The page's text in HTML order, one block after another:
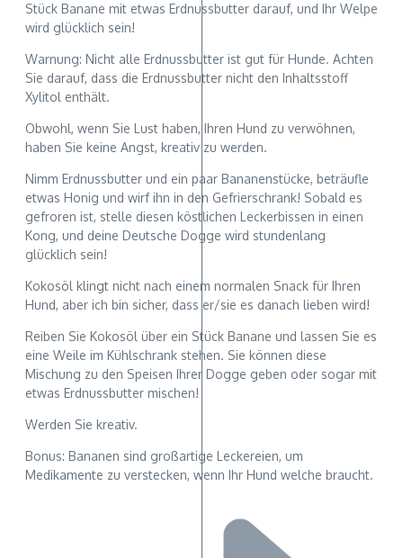
Stück Banane mit etwas Erdnussbutter darauf, und Ihr Welpe
wird glücklich sein!
Warnung: Nicht alle Erdnussbutter ist gut für Hunde. Achten
Sie darauf, dass die Erdnussbutter nicht den Inhaltsstoff
Xylitol enthält.
Obwohl, wenn Sie Lust haben, Ihren Hund zu verwöhnen,
haben Sie keine Angst, kreativ zu werden.
Nimm Erdnussbutter und ein paar Bananenstücke, beträufle
etwas Honig und wirf ihn in den Gefrierschrank! Sobald es
gefroren ist, stelle diesen köstlichen Leckerbissen in einen
Kong, und deine Deutsche Dogge wird stundenlang
glücklich sein!
Kokosöl klingt nicht nach einem normalen Snack für Ihren
Hund, aber ich bin sicher, dass er/sie es danach lieben wird!
Reiben Sie Kokosöl über ein Stück Banane und lassen Sie es
eine Weile im Kühlschrank stehen. Sie können diese
Mischung zu den Speisen Ihrer Dogge geben oder sogar mit
etwas Erdnussbutter mischen!
Werden Sie kreativ.
Bonus: Bananen sind großartige Leckereien, um
Medikamente zu verstecken, wenn Ihr Hund welche braucht.